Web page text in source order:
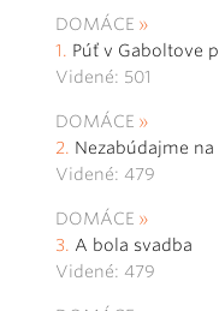
DOMÁCE
Púť v Gaboltove
Videné: 501
DOMÁCE
Nezabúdajme
Videné: 479
DOMÁCE
A bola svadba
Videné: 479